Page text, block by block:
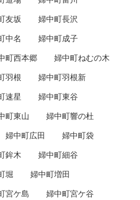
友坂
婦中町長沢
中名
婦中町成子
町西本郷
婦中町ねむの木
羽根
婦中町羽根新
速星
婦中町東谷
町東山
婦中町響の杜
婦中町広田
婦中町袋
鉾木
婦中町細谷
堀
婦中町増田
宮ケ島
婦中町宮ケ谷